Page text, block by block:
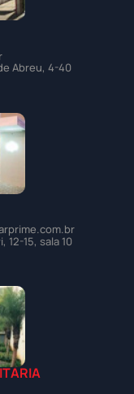
Abreu, 4-40
12-15, sala 10